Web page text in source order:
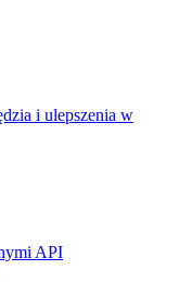
i ulepszenia w
API